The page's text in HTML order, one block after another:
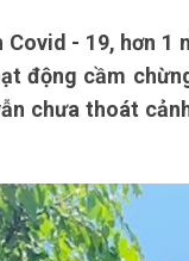
Covid - 19, hơn 1
động cầm
chưa thoát